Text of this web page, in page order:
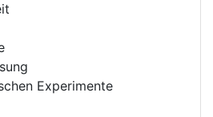
Experimente